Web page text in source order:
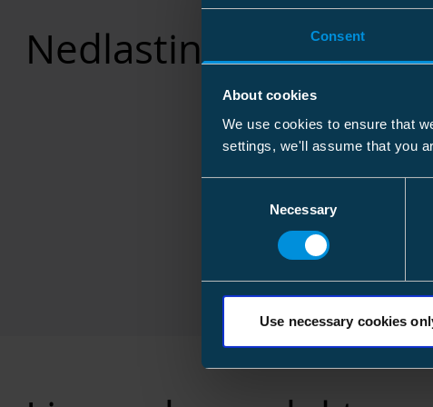
Consent
About cookies
We use cookies to ensure that
settings, we'll assume that you
Necessary
Use necessary cookies
Nedlastinger